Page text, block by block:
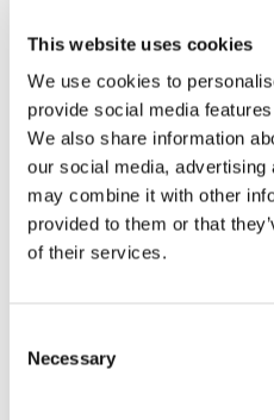
This website uses cookies
We use cookies to
provide social media
We also share information
our social media,
may combine it with other
provided to them or that
of their services.
Selection
Necessary